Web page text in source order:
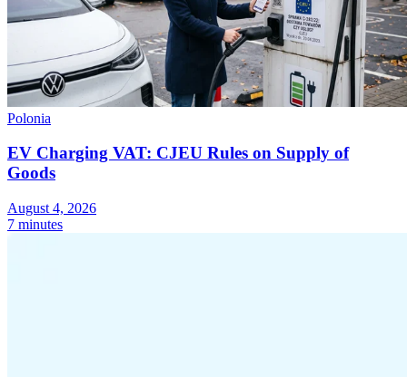
Polonia
EV Charging VAT: CJEU Rules on Supply of
Goods
August 4, 2026
7 minutes